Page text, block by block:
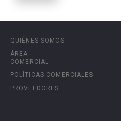
QUIÉNES SOMOS
ÁREA
COMERCIAL
POLÍTICAS COMERCIALES
PROVEEDORES